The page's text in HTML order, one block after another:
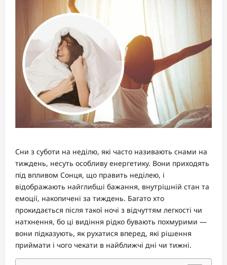
Сни з суботи на неділю, які часто називають снами на
тиждень, несуть особливу енергетику. Вони приходять
під впливом Сонця, що править неділею, і
відображають найглибші бажання, внутрішній стан та
емоції, накопичені за тиждень. Багато хто
прокидається після такої ночі з відчуттям легкості чи
натхнення, бо ці видіння рідко бувають похмурими —
вони підказують, як рухатися вперед, які рішення
приймати і чого чекати в найближчі дні чи тижні.